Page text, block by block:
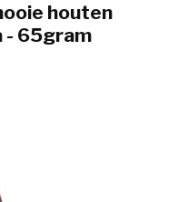
houten
- 65gram